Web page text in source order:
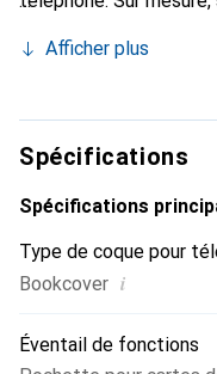
chic et essentiel pour
marque Noreve est un
exigeante.
Afficher plus
Spécifications
Spécifications
Type de coque pour
Bookcover i
Éventail de fonctions